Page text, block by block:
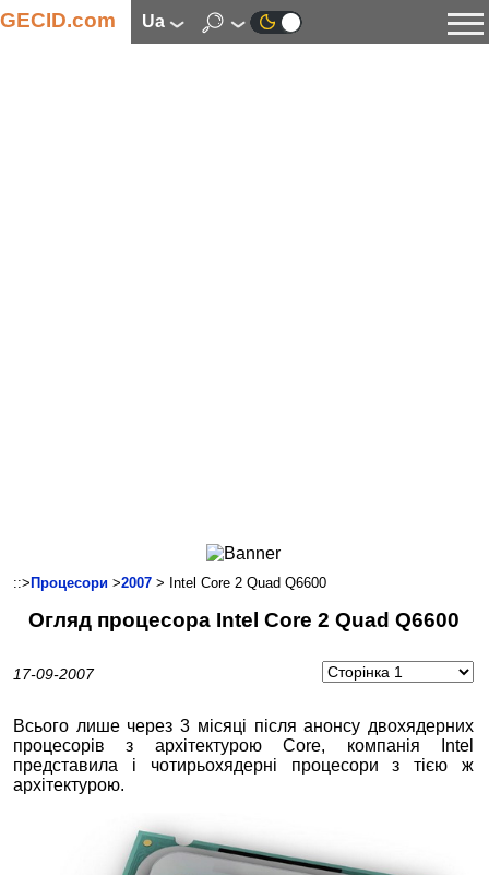
GECID.com ua
Смартфони
Комунікації
Автоелектроніка
Програмне забезпечення
::> Процесори >2007 > Intel Core 2 Quad Q6600
Огляд процесора Intel Core 2 Quad Q6600
17-09-2007
Всього лише через 3 місяці після анонсу двохядерних
процесорів з архітектурою Core, компанія Intel
представила і чотирьохядерні процесори з тією ж
архітектурою.